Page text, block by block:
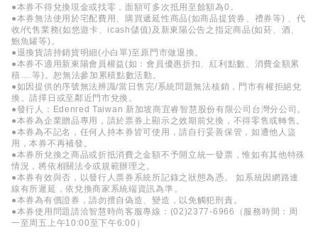
●本券不得兌換現金或找零，面額可多次抵用至餘額為0。
●本券無法使用於宅配費用、購買遞延性商品(如商品提貨券、禮券等) 、代
收/代售業務(如悠遊卡、icash儲值)及新東陽公告之指定商品(如菸、酒、
鮑魚罐等)。
●退換貨請持銷貨明細(小白單)至原門市做退換。
●本券不適用新東陽會員權益(如：會員優惠折扣、紅利點數、消費金額累
積….等)。恕無法參加累積點數活動。
●如因提供的序號無法辨識/當日售完/系統問題無法核銷，門市有權拒絕兌
換。請擇日或至鄰近門市兌換。
●發行人：Edenred Taiwan 新加坡商宜睿智慧股份有限公司台灣分公司。
●本券為企業贈品專用，請於票券上顯示之效期前兌換，不得零售或轉售。
●本券為不記名，任何人持本券皆可使用，請自行妥善保管，如遭他人盜
用，本券不再補發。
●本券所兌換之商品或折抵消費之金額不予開立統一發票，惟如有其他特殊
情況，將依相關法令或規範辦理之。
●本券有效與否，以發行人票券系統所記錄之狀態為憑。 如系統因網路連
線有所遲延，依兌換商家系統端資訊為準。
●本券為有價證券，請勿擅自偽造、變造，以免觸犯刑責。
●本券使用問題請洽智慧時尚客服專線：(02)2377-6966（服務時間：周
一至周五上午10:00至下午6:00）